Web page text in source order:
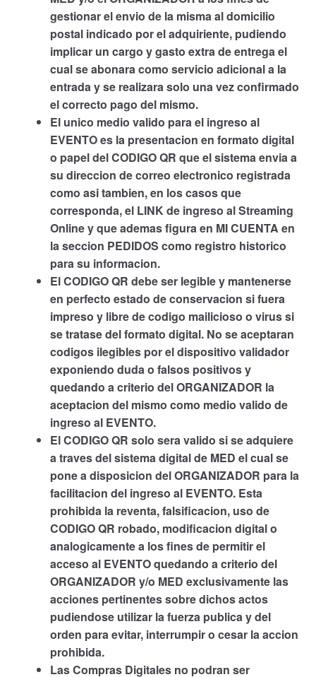
gestionar el envio de la misma al domicilio
postal indicado por el adquiriente, pudiendo
implicar un cargo y gasto extra de entrega el
cual se abonara como servicio adicional a la
entrada y se realizara solo una vez confirmado
el correcto pago del mismo.
El unico medio valido para el ingreso al
EVENTO es la presentacion en formato digital
o papel del CODIGO QR que el sistema envia a
su direccion de correo electronico registrada
como asi tambien, en los casos que
corresponda, el LINK de ingreso al Streaming
Online y que ademas figura en MI CUENTA en
la seccion PEDIDOS como registro historico
para su informacion.
El CODIGO QR debe ser legible y mantenerse
en perfecto estado de conservacion si fuera
impreso y libre de codigo mailicioso o virus si
se tratase del formato digital. No se aceptaran
codigos ilegibles por el dispositivo validador
exponiendo duda o falsos positivos y
quedando a criterio del ORGANIZADOR la
aceptacion del mismo como medio valido de
ingreso al EVENTO.
El CODIGO QR solo sera valido si se adquiere
a traves del sistema digital de MED el cual se
pone a disposicion del ORGANIZADOR para la
facilitacion del ingreso al EVENTO. Esta
prohibida la reventa, falsificacion, uso de
CODIGO QR robado, modificacion digital o
analogicamente a los fines de permitir el
acceso al EVENTO quedando a criterio del
ORGANIZADOR y/o MED exclusivamente las
acciones pertinentes sobre dichos actos
pudiendose utilizar la fuerza publica y del
orden para evitar, interrumpir o cesar la accion
prohibida.
Las Compras Digitales no podran ser